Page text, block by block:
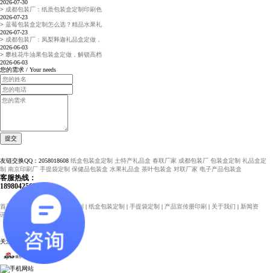
2026-07-30
> 成都包装厂：纸质包装盒定制印刷色
2026-07-23
> 蓝莓包装盒定制怎么选？精品水果礼
2026-07-23
> 成都包装厂：凤梨释迦礼品盒定做，
2026-06-03
> 攀枝花牛油果包装盒定做，解锁高档
2026-06-03
您的需求 / Your needs
友链交换QQ：2058018608 纸盒包装盒定制 土特产礼品盒 春联厂家 成都包装厂 包装盒定制 礼品盒定
制 南京印刷厂 手提袋定制 保健品包装盒 水果礼品盒 茶叶包装盒 对联厂家 电子产品包装盒
客服热线：
18980425625
首页 包装盒定制|礼品盒定制 | 纸盒包装定制 | 手提袋定制 | 产品宣传册印刷 | 关于我们 | 新闻资
讯
关注我们的社交主页: